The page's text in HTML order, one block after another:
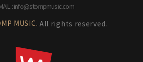
: info@stompmusic.com
MUSIC. All rights reserved.